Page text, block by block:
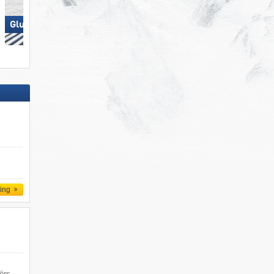
Glungezer – Tulfes
Ramsau am Dachstein –